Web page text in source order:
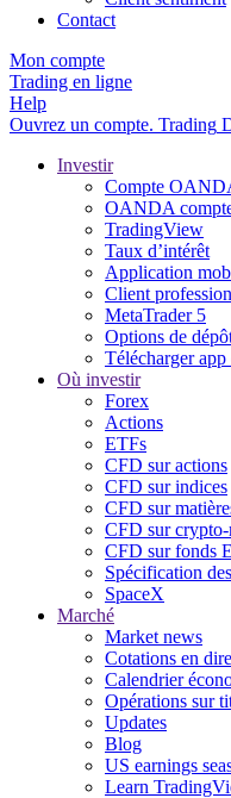
Contact
Mon compte
Trading en ligne
Help
Ouvrez un compte. Trading
Investir
Compte
OANDA
TradingView
Taux d’intérêt
Application
Client
MetaTrader 5
Options de
Télécharger
Où investir
Forex
Actions
ETFs
CFD sur actions
CFD sur indices
CFD sur
CFD sur crypto-
CFD sur fonds
Spécification
SpaceX
Marché
Market news
Cotations en
Calendrier
Opérations sur
Updates
Blog
US earnings
Learn